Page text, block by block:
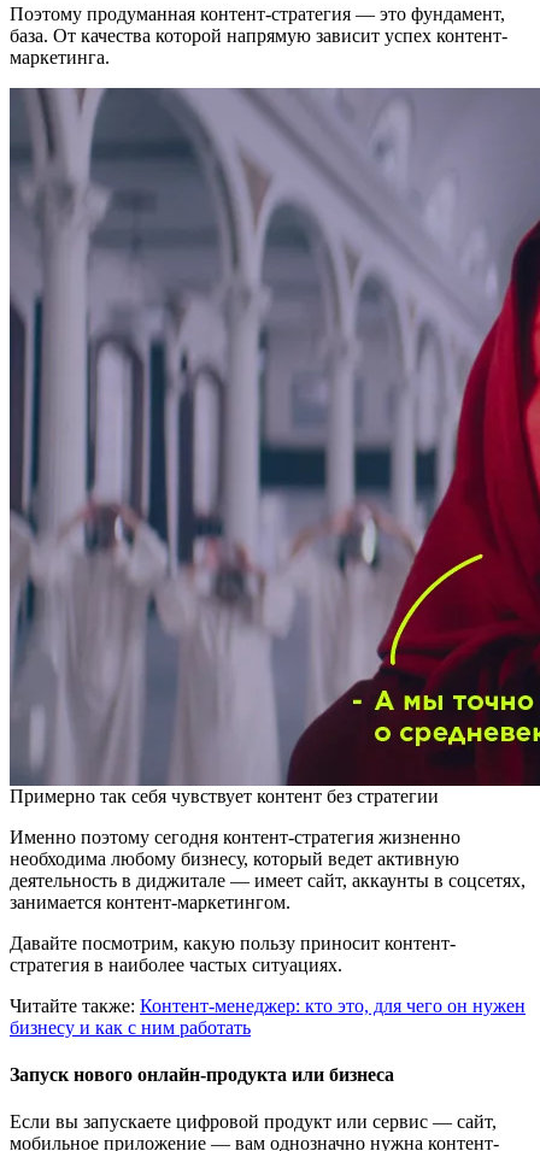
Поэтому продуманная контент-стратегия — это фундамент,
база. От качества которой напрямую зависит успех контент-
маркетинга.
Примерно так себя чувствует контент без стратегии
Именно поэтому сегодня контент-стратегия жизненно
необходима любому бизнесу, который ведет активную
деятельность в диджитале — имеет сайт, аккаунты в соцсетях,
занимается контент-маркетингом.
Давайте посмотрим, какую пользу приносит контент-
стратегия в наиболее частых ситуациях.
Читайте также: Контент-менеджер: кто это, для чего он нужен
бизнесу и как с ним работать
Запуск нового онлайн-продукта или бизнеса
Если вы запускаете цифровой продукт или сервис — сайт,
мобильное приложение — вам однозначно нужна контент-